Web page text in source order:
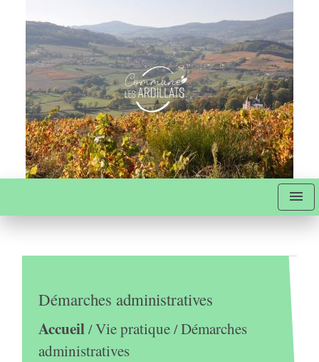
menu
Démarches administratives
Accueil/Vie pratique/Démarches
administratives